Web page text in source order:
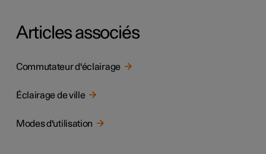
Articles associés
Commutateur d'éclairage
Éclairage de ville
Modes d'utilisation